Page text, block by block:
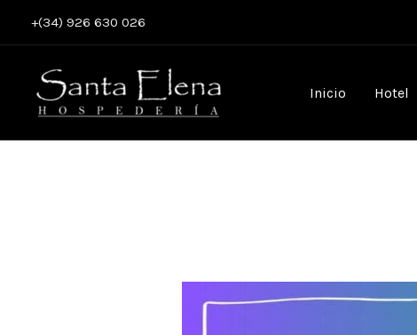
al
contenido
+(34) 926 630 026
Inicio Hotel